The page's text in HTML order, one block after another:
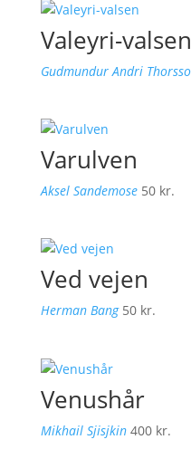
Valeyri-valsen
Gudmundur Andri
Varulven
Aksel Sandemose 50 kr.
Ved vejen
Herman Bang 50 kr.
Venushår
Mikhail Sjisjkin 400 kr.